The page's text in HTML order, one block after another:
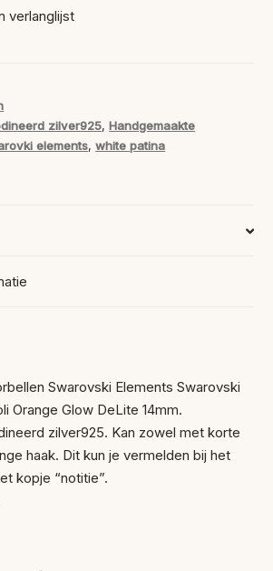
verlanglijst
zilver925,Handgemaakte
elements,white patina
Swarovski Elements Swarovski
Orange Glow DeLite 14mm.
zilver925. Kan zowel met korte
haak. Dit kun je vermelden bij het
kopje “notitie”.